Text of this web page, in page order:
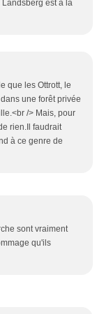
est à la
que les Ottrott, le
une forêt privée
/> Mais, pour
rien.Il faudrait
à ce genre de
sont vraiment
qu'ils